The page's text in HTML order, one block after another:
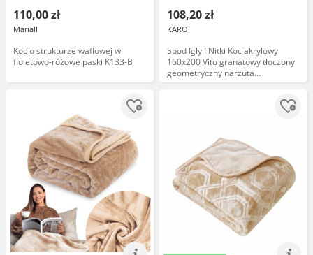
110,00 zł
Mariall
Koc o strukturze waflowej w
fioletowo-różowe paski K133-B
108,20 zł
KARO
Spod Igły I Nitki Koc akrylowy
160x200 Vito granatowy tłoczony
geometryczny narzuta
dekoracyjna